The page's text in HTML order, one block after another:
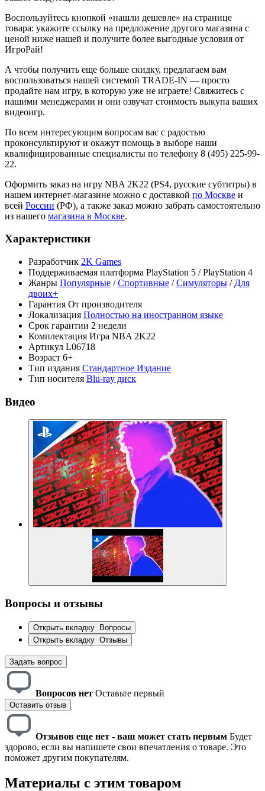
Воспользуйтесь кнопкой «нашли дешевле» на странице
товара: укажите ссылку на предложение другого магазина с
ценой ниже нашей и получите более выгодные условия от
ИгроРай!
А чтобы получить еще больше скидку, предлагаем вам
воспользоваться нашей системой TRADE-IN — просто
продайте нам игру, в которую уже не играете! Свяжитесь с
нашими менеджерами и они озвучат стоимость выкупа ваших
видеоигр.
По всем интересующим вопросам вас с радостью
проконсультируют и окажут помощь в выборе наши
квалифицированные специалисты по телефону 8 (495) 225-99-
22.
Оформить заказ на игру NBA 2K22 (PS4, русские субтитры) в
нашем интернет-магазине можно с доставкой по Москве и
всей России (РФ), а также заказ можно забрать самостоятельно
из нашего магазина в Москве.
Характеристики
Разработчик 2K Games
Поддерживаемая платформа PlayStation 5 / PlayStation 4
Жанры Популярные /Спортивные /Симуляторы / Для
двоих+
Гарантия От производителя
Локализация Полностью на иностранном языке
Срок гарантии 2 недели
Комплектация Игра NBA 2K22
Артикул L06718
Возраст 6+
Тип издания Стандартное Издание
Тип носителя Blu-ray диск
Видео
Вопросы и отзывы
Открыть вкладку
Вопросы
Открыть вкладку Отзывы
Задать вопрос
Вопросов нет Оставьте первый
Оставить отзыв
Отзывов еще нет - ваш может стать первым Будет
здорово, если вы напишете свои впечатления о товаре. Это
поможет другим покупателям.
Материалы с этим товаром